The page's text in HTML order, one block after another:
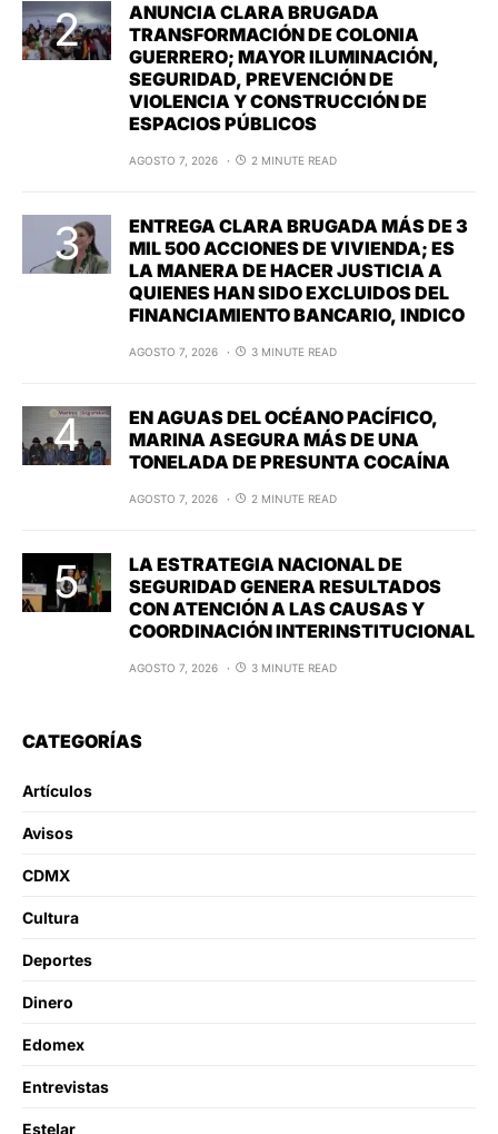
ANUNCIA CLARA BRUGADA
TRANSFORMACIÓN DE COLONIA
GUERRERO; MAYOR ILUMINACIÓN,
SEGURIDAD, PREVENCIÓN DE
VIOLENCIA Y CONSTRUCCIÓN DE
ESPACIOS PÚBLICOS
AGOSTO 7, 2026 2 MINUTE READ
ENTREGA CLARA BRUGADA MÁS DE 3
MIL 500 ACCIONES DE VIVIENDA; ES
LA MANERA DE HACER JUSTICIA A
QUIENES HAN SIDO EXCLUIDOS DEL
FINANCIAMIENTO BANCARIO, INDICO
AGOSTO 7, 2026 3 MINUTE READ
EN AGUAS DEL OCÉANO PACÍFICO,
MARINA ASEGURA MÁS DE UNA
TONELADA DE PRESUNTA COCAÍNA
AGOSTO 7, 2026 2 MINUTE READ
LA ESTRATEGIA NACIONAL DE
SEGURIDAD GENERA RESULTADOS
CON ATENCIÓN A LAS CAUSAS Y
COORDINACIÓN INTERINSTITUCIONAL
AGOSTO 7, 2026 3 MINUTE READ
CATEGORÍAS
Artículos
Avisos
CDMX
Cultura
Deportes
Dinero
Edomex
Entrevistas
Estelar